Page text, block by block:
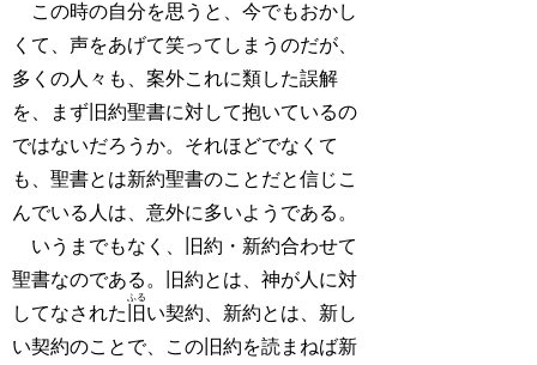
この時の自分を思うと、今でもおかし
くて、声をあげて笑ってしまうのだが、
多くの人々も、案外これに類した誤解
を、まず旧約聖書に対して抱いているの
ではないだろうか。それほどでなくて
も、聖書とは新約聖書のことだと信じこ
んでいる人は、意外に多いようである。
いうまでもなく、旧約・新約合わせて
聖書なのである。旧約とは、神が人に対
してなされた 旧
ふる
い契約、新約とは、新し
い契約のことで、この旧約を読まねば新